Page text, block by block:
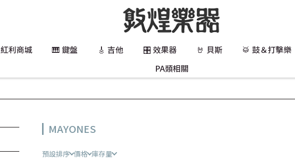
利商城 🎹 鍵盤 🎸 吉他 🎛️ 效果器 🤘 貝斯 🥁 鼓＆打擊樂
PA類相關
MAYONES
預設排序 價格 庫存量